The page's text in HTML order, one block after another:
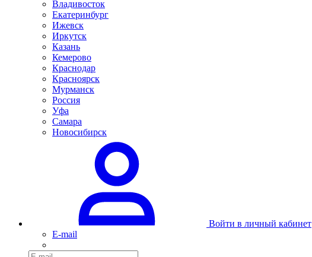
Владивосток
Екатеринбург
Ижевск
Иркутск
Казань
Кемерово
Краснодар
Красноярск
Мурманск
Россия
Уфа
Самара
Новосибирск
Войти в личный кабинет
E-mail